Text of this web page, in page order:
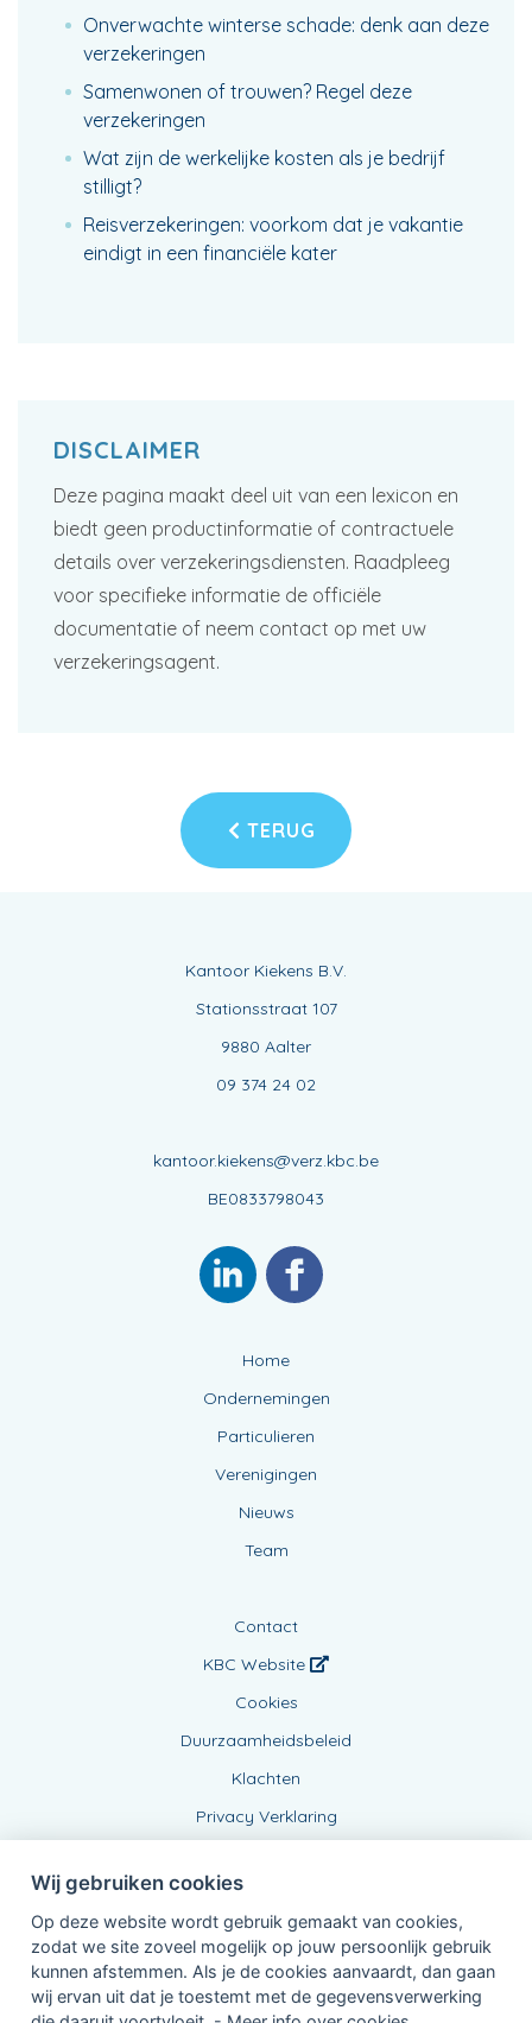
Onverwachte winterse schade: denk aan deze
verzekeringen
Samenwonen of trouwen? Regel deze
verzekeringen
Wat zijn de werkelijke kosten als je bedrijf
stilligt?
Reisverzekeringen: voorkom dat je vakantie
eindigt in een financiële kater
DISCLAIMER
Deze pagina maakt deel uit van een lexicon en
biedt geen productinformatie of contractuele
details over verzekeringsdiensten. Raadpleeg
voor specifieke informatie de officiële
documentatie of neem contact op met uw
verzekeringsagent.
TERUG
Kantoor Kiekens B.V.
Stationsstraat 107
9880 Aalter
09 374 24 02
kantoor.kiekens@verz.kbc.be
BE0833798043
Home
Ondernemingen
Particulieren
Verenigingen
Nieuws
Team
Contact
KBC Website
Cookies
Duurzaamheidsbeleid
Klachten
Privacy Verklaring
Verbonden Agent, BE0833798043
Wij gebruiken cookies
Op deze website wordt gebruik gemaakt van cookies,
zodat we site zoveel mogelijk op jouw persoonlijk gebruik
kunnen afstemmen. Als je de cookies aanvaardt, dan gaan
wij ervan uit dat je toestemt met de gegevensverwerking